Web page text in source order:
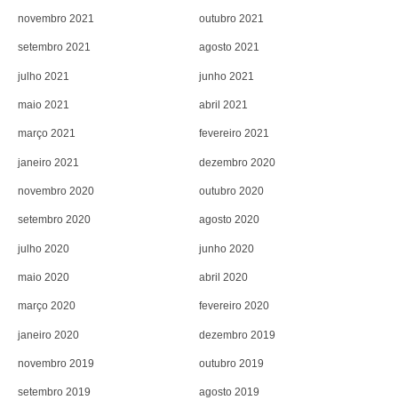
novembro 2021 outubro 2021
setembro 2021 agosto 2021
julho 2021 junho 2021
maio 2021 abril 2021
março 2021 fevereiro 2021
janeiro 2021 dezembro 2020
novembro 2020 outubro 2020
setembro 2020 agosto 2020
julho 2020 junho 2020
maio 2020 abril 2020
março 2020 fevereiro 2020
janeiro 2020 dezembro 2019
novembro 2019 outubro 2019
setembro 2019 agosto 2019